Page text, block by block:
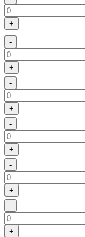
+
-
+
-
+
-
+
-
+
-
+